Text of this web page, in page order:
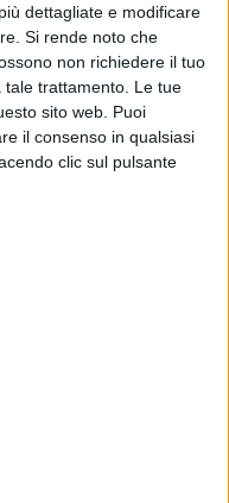
dettagliate e modificare
Si rende noto che
non richiedere il tuo
trattamento. Le tue
sito web. Puoi
il consenso in qualsiasi
clic sul pulsante
(FOTO